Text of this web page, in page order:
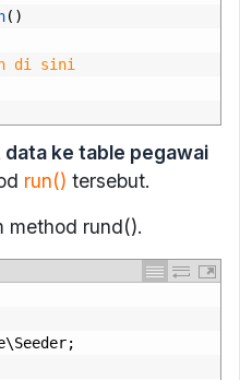
()
di sini
data ke table pegawai
run() tersebut.
method rund().
\Seeder;